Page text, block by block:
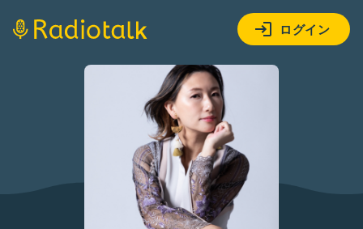
ログイン